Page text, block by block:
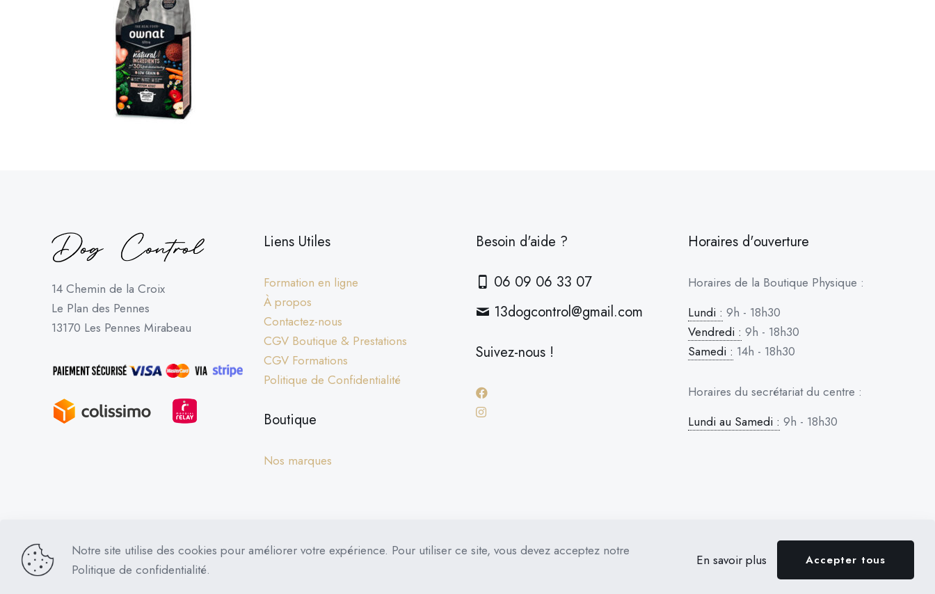
14 Chemin de la Croix
Le Plan des Pennes
13170 Les Pennes Mirabeau
Liens Utiles
Formation en ligne
À propos
Contactez-nous
CGV Boutique & Prestations
CGV Formations
Politique de Confidentialité
Boutique
Nos marques
Besoin d'aide ?
06 09 06 33 07
13dogcontrol@gmail.com
Suivez-nous !
Horaires d'ouverture
Horaires de la Boutique Physique :
Lundi : 9h - 18h30
Vendredi : 9h - 18h30
Samedi : 14h - 18h30
Horaires du secrétariat du centre :
Lundi au Samedi : 9h - 18h30
Dog Control © 2026 | Tous droits réservés
PRESTATIONS D’EDUCATION
RÉSERVATION BOUTIQUE
Notre site utilise des cookies pour améliorer votre expérience. Pour utiliser ce site, vous devez acceptez notre
Politique de confidentialité.
En savoir plus Accepter tous